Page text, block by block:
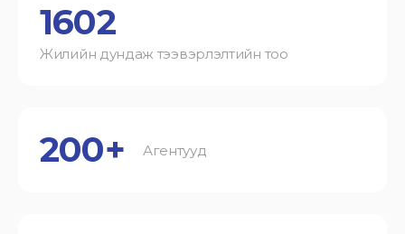
1602
Жилийн дундаж тээвэрлэлтийн тоо
200+ Агентууд